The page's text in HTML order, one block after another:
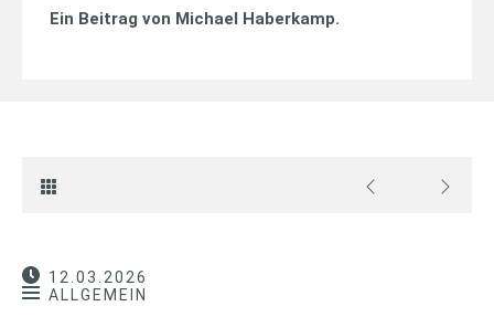
Ein Beitrag von Michael Haberkamp.
12.03.2026
ALLGEMEIN